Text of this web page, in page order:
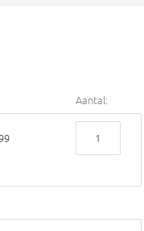
Aantal: